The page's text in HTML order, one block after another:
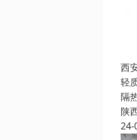
西
轻
隔
陕
24-